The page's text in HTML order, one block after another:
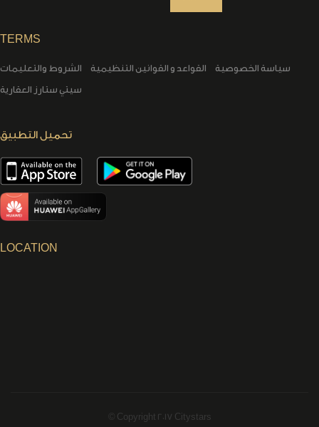
TERMS
الشروط والتعليمات القواعد و القوانين التنظيمية
سياسة الخصوصية
سيتي ستارز العقارية
تحميل التطبيق
LOCATION
© Copyright 2017 Citystars